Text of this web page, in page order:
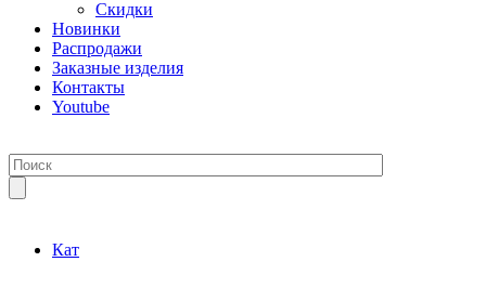
Скидки
Новинки
Распродажи
Заказные изделия
Контакты
Youtube
Кат